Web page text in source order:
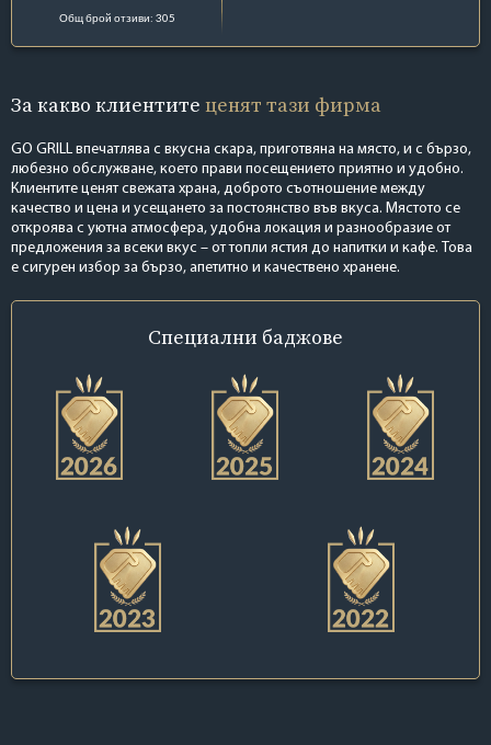
Общ брой отзиви: 305
За какво клиентите ценят тази фирма
GO GRILL впечатлява с вкусна скара, приготвяна на място, и с бързо,
любезно обслужване, което прави посещението приятно и удобно.
Клиентите ценят свежата храна, доброто съотношение между
качество и цена и усещането за постоянство във вкуса. Мястото се
откроява с уютна атмосфера, удобна локация и разнообразие от
предложения за всеки вкус – от топли ястия до напитки и кафе. Това
е сигурен избор за бързо, апетитно и качествено хранене.
Специални баджове